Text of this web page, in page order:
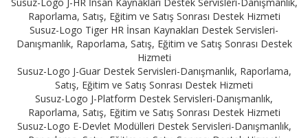
Raporlama, Satış, Eğitim ve Satış Sonrası Destek Hizmeti
Susuz-Logo Tiger HR İnsan Kaynakları Destek Servisleri-
Danışmanlık, Raporlama, Satış, Eğitim ve Satış Sonrası Destek
Hizmeti
Susuz-Logo J-Guar Destek Servisleri-Danışmanlık, Raporlama,
Satış, Eğitim ve Satış Sonrası Destek Hizmeti
Susuz-Logo J-Platform Destek Servisleri-Danışmanlık,
Raporlama, Satış, Eğitim ve Satış Sonrası Destek Hizmeti
Susuz-Logo E-Devlet Modülleri Destek Servisleri-Danışmanlık,